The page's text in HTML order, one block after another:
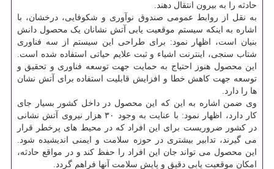
حادثه را به بیرون انتقال دهند.
به نقل از روابط عمومی صندوق نوآوری و شکوفایی، درخشان، با
اشاره به اینکه سیستم موقعیت یابی آتش نشانان یک محصول دانش
بنیان است، اظهار نمود: برای طراحی این سیستم از سه فناوری
شتاب سنجی، اینترنت اشیاء و ثبت علایم حیاتی استفاده شده است.
این محصول هنوز احتیاج به حمایت جهت توسعه فناوری و تحقیق و
توسعه جهت کاهش خطا و افزایش قابلیت استفاده برای آتش نشان
ها را دارد.
وی ضمن اشاره به این که این محصول در داخل کشور بسیار جای
کار دارد، اظهار نمود: با عنایت به وجود ۳۰ هزار نیروی آتش نشانی
در کشور ضروریست برای این افراد که در محیط های پرخطر قرار
می گیرند، تدابیر بیشتری در حوزه سلامت و ایمنی اندیشیده شود.
این محصول می تواند جان این افراد را حفظ کند و در مواقع حادثه،
امکان موقعیت یابی دقیق و پایش سلامت آنها فراهم گردد.